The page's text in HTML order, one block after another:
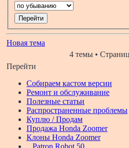
Новая тема
4 темы •
Перейти
Собираем кастом версии
Ремонт и обслуживание
Полезные статьи
Распространенные проблемы
Куплю / Продам
Продажа Honda Zoomer
Клоны Honda Zoomer